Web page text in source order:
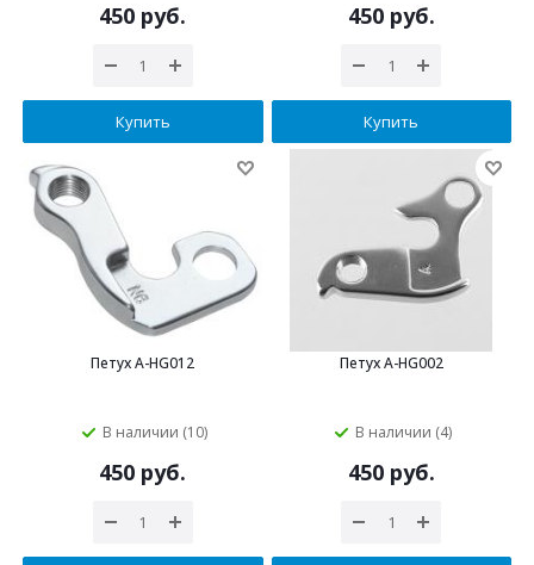
450 руб.
Купить
450 руб.
Купить
Петух A-HG012
В наличии (10)
450 руб.
Петух A-HG002
В наличии (4)
450 руб.